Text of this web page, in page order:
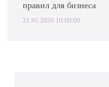
правил для бизнеса
21.05.2026 10:00:00